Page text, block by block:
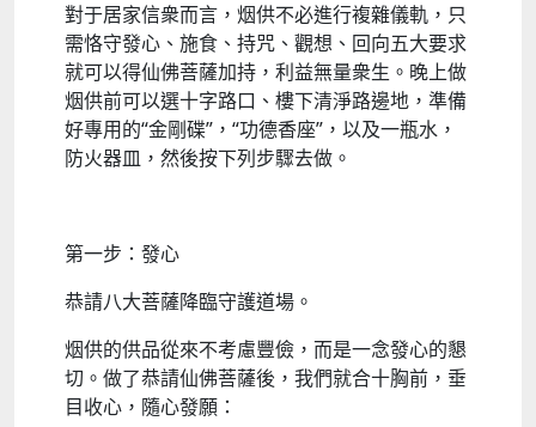
對于居家信衆而言，烟供不必進行複雜儀軌，只
需恪守發心、施食、持咒、觀想、回向五大要求
就可以得仙佛菩薩加持，利益無量衆生。晚上做
烟供前可以選十字路口、樓下清淨路邊地，準備
好專用的“金剛碟”，“功德香座”，以及一瓶水，
防火器皿，然後按下列步驟去做。​
第一步：發心
恭請八大菩薩降臨守護道場。
烟供的供品從來不考慮豐儉，而是一念發心的懇
切。做了恭請仙佛菩薩後，我們就合十胸前，垂
目收心，隨心發願：​